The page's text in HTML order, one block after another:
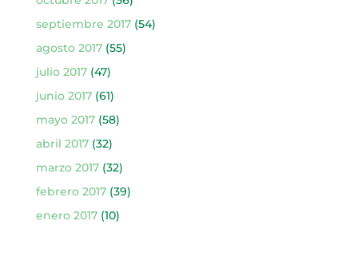
septiembre 2017(54)
agosto 2017(55)
julio 2017(47)
junio 2017(61)
mayo 2017(58)
abril 2017(32)
marzo 2017(32)
febrero 2017(39)
enero 2017(10)